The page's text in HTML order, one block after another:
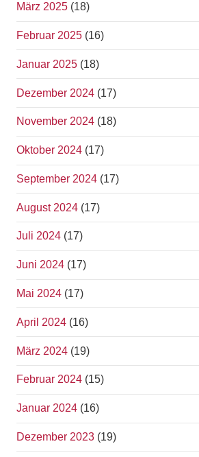
März 2025 (18)
Februar 2025 (16)
Januar 2025 (18)
Dezember 2024 (17)
November 2024 (18)
Oktober 2024 (17)
September 2024 (17)
August 2024 (17)
Juli 2024 (17)
Juni 2024 (17)
Mai 2024 (17)
April 2024 (16)
März 2024 (19)
Februar 2024 (15)
Januar 2024 (16)
Dezember 2023 (19)